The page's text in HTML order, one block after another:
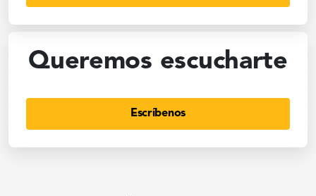
Queremos escucharte
Escríbenos